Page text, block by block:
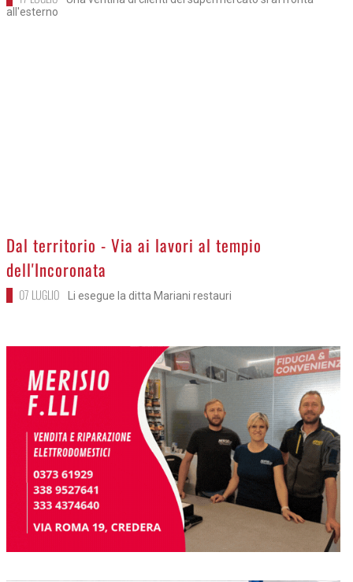
Dal territorio - Via ai lavori al tempio
dell'Incoronata
07 LUGLIO Li esegue la ditta Mariani restauri